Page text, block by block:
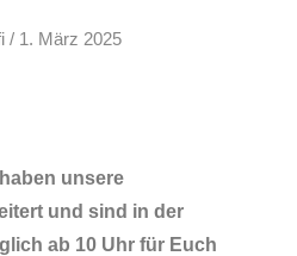
/ 1. März 2025
unsere
und sind in der
ab 10 Uhr für Euch